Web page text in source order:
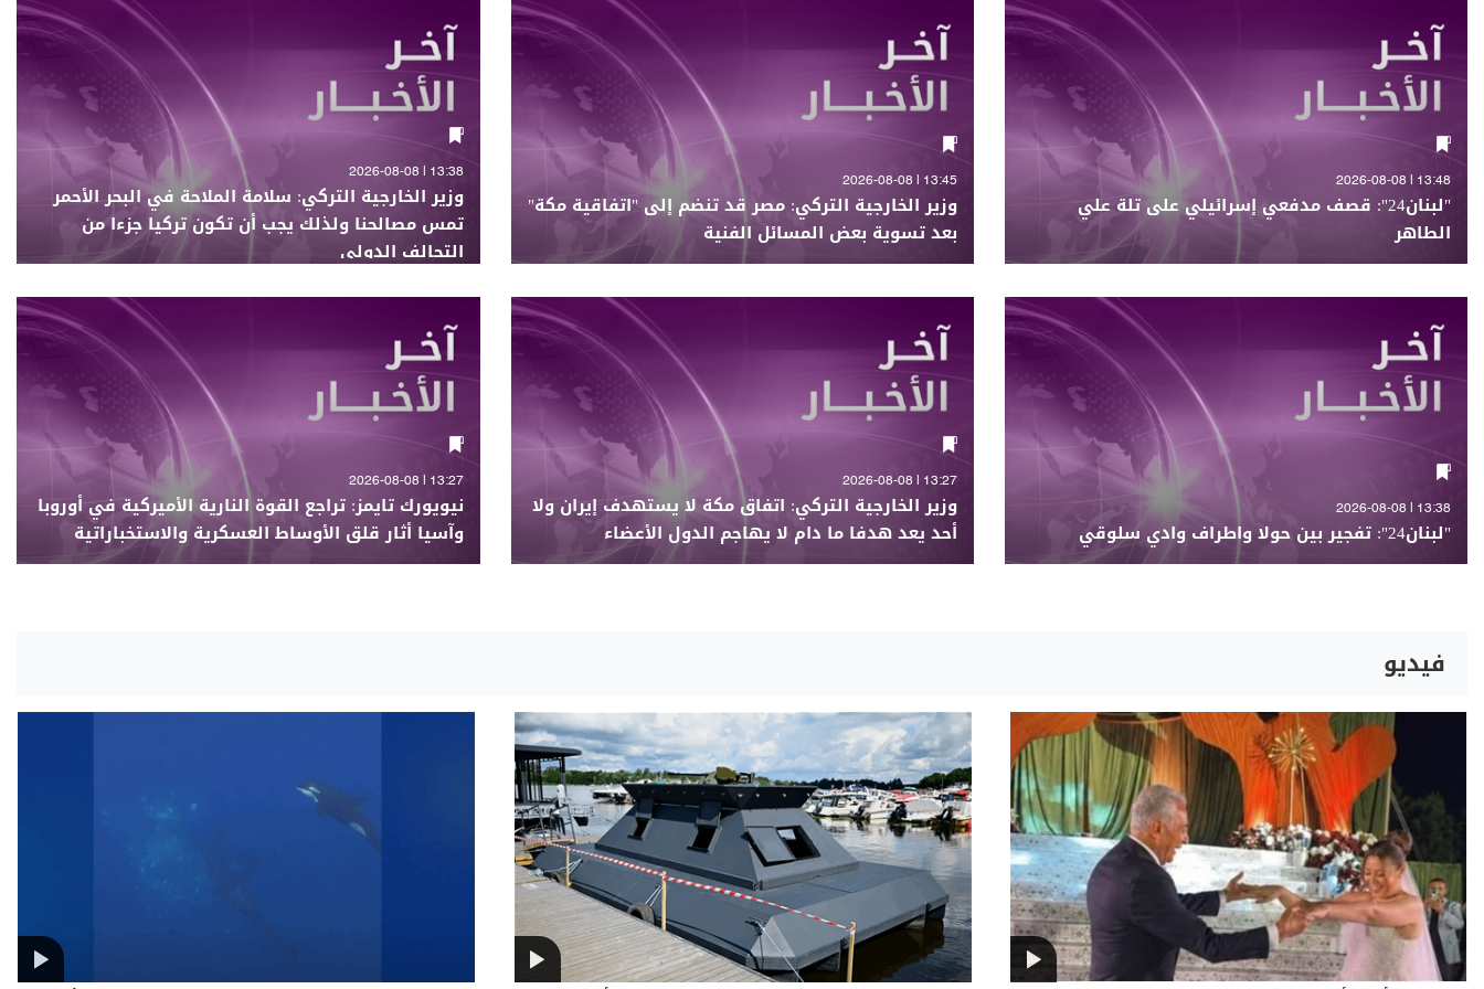
13:48 | 2026-08-08
"لبنان24": قصف مدفعي إسرائيلي على تلة علي
الطاهر
13:45 | 2026-08-08
وزير الخارجية التركي: مصر قد تنضم إلى "اتفاقية مكة"
بعد تسوية بعض المسائل الفنية
13:38 | 2026-08-08
وزير الخارجية التركي: سلامة الملاحة في البحر الأحمر
تمس مصالحنا ولذلك يجب أن تكون تركيا جزءا من
التحالف الدولي
13:38 | 2026-08-08
"لبنان24": تفجير بين حولا واطراف وادي سلوقي
13:27 | 2026-08-08
وزير الخارجية التركي: اتفاق مكة لا يستهدف إيران ولا
أحد يعد هدفا ما دام لا يهاجم الدول الأعضاء
13:27 | 2026-08-08
نيويورك تايمز: تراجع القوة النارية الأميركية في أوروبا
وآسيا أثار قلق الأوساط العسكرية والاستخباراتية
فيديو